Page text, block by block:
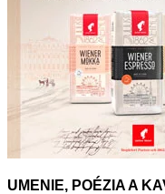
UMENIE, POÉZIA A